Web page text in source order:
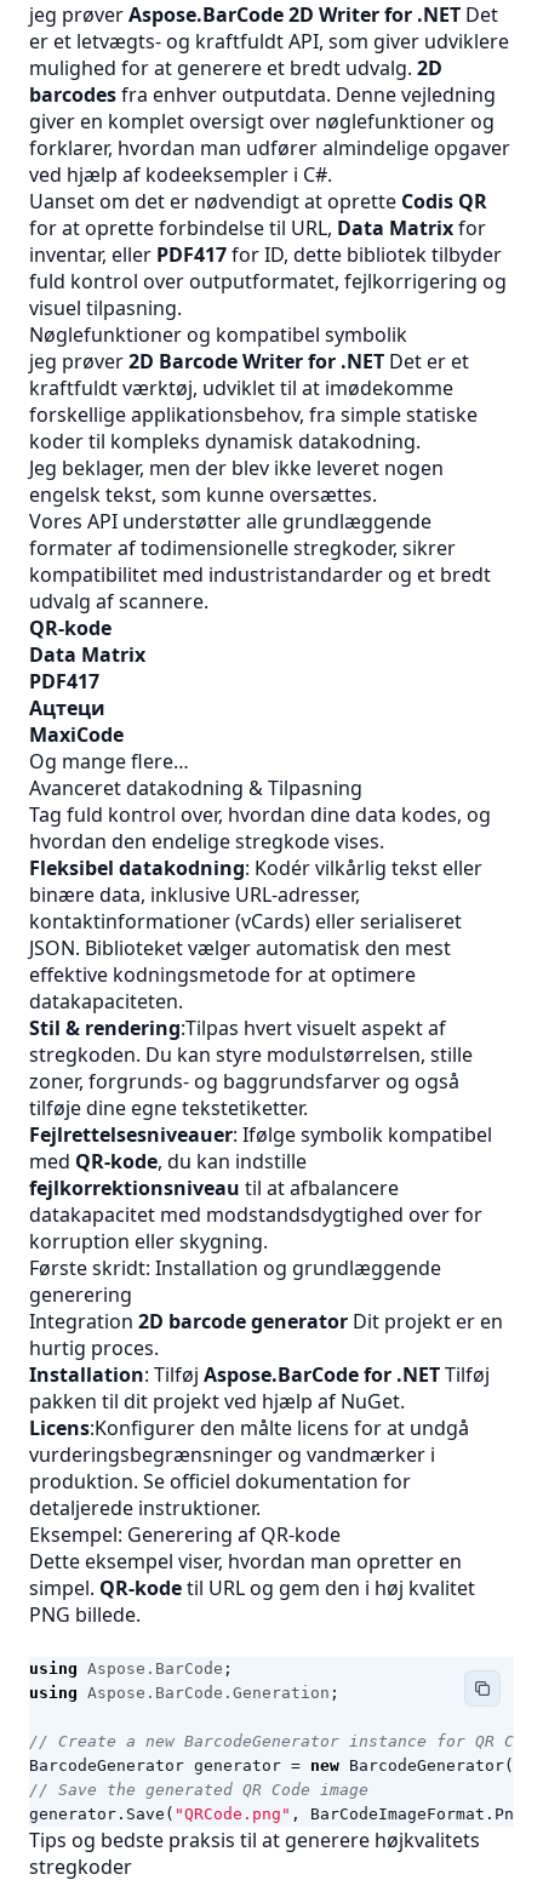
jeg prøverAspose.BarCode 2D Writer for .NET Det
er et letvægts- og kraftfuldt API, som giver udviklere
mulighed for at generere et bredt udvalg. 2D
barcodesfra enhver outputdata. Denne vejledning
giver en komplet oversigt over nøglefunktioner og
forklarer, hvordan man udfører almindelige opgaver
ved hjælp af kodeeksempler i C#.
Uanset om det er nødvendigt at oprette Codis QR
for at oprette forbindelse til URL, Data Matrixfor
inventar, eller PDF417for ID, dette bibliotek tilbyder
fuld kontrol over outputformatet, fejlkorrigering og
visuel tilpasning.
Nøglefunktioner og kompatibel symbolik
jeg prøver2D Barcode Writer for .NET Det er et
kraftfuldt værktøj, udviklet til at imødekomme
forskellige applikationsbehov, fra simple statiske
koder til kompleks dynamisk datakodning.
Jeg beklager, men der blev ikke leveret nogen
engelsk tekst, som kunne oversættes.
Vores API understøtter alle grundlæggende
formater af todimensionelle stregkoder, sikrer
kompatibilitet med industristandarder og et bredt
udvalg af scannere.
QR‑kode
Data Matrix
PDF417
Ацтеци
MaxiCode
Og mange flere…
Avanceret datakodning & Tilpasning
Tag fuld kontrol over, hvordan dine data kodes, og
hvordan den endelige stregkode vises.
Fleksibel datakodning: Kodér vilkårlig tekst eller
binære data, inklusive URL‑adresser,
kontaktinformationer (vCards) eller serialiseret
JSON. Biblioteket vælger automatisk den mest
effektive kodningsmetode for at optimere
datakapaciteten.
Stil & rendering:Tilpas hvert visuelt aspekt af
stregkoden. Du kan styre modulstørrelsen, stille
zoner, forgrunds- og baggrundsfarver og også
tilføje dine egne tekstetiketter.
Fejlrettelsesniveauer: Ifølge symbolik kompatibel
med QR‑kode, du kan indstille
fejlkorrektionsniveau til at afbalancere
datakapacitet med modstandsdygtighed over for
korruption eller skygning.
Første skridt: Installation og grundlæggende
generering
Integration 2D barcode generator Dit projekt er en
hurtig proces.
Installation: Tilføj Aspose.BarCode for .NETTilføj
pakken til dit projekt ved hjælp af NuGet.
Licens:Konfigurer den målte licens for at undgå
vurderingsbegrænsninger og vandmærker i
produktion. Seofficiel dokumentation for
detaljerede instruktioner.
Eksempel: Generering af QR‑kode
Dette eksempel viser, hvordan man opretter en
simpel. QR‑kodetil URL og gem den i høj kvalitet
PNG billede.
using Aspose.BarCode ;
using Aspose.BarCode.Generation ;
// Create a new BarcodeGenerator instance for QR Code
BarcodeGenerator generator = new BarcodeGenerator(
// Save the generated QR Code image
generator . Save ( "QRCode.png" , BarCodeImageFormat . Png
Tips og bedste praksis til at generere højkvalitets
stregkoder